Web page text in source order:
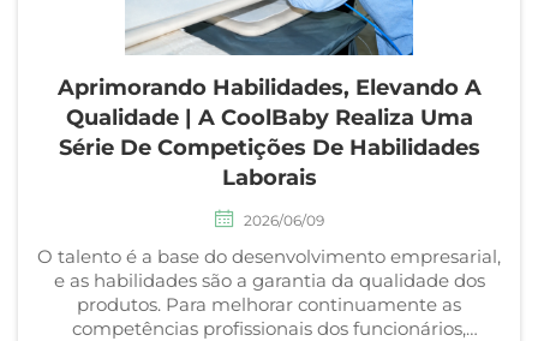
Aprimorando Habilidades, Elevando A
Qualidade | A CoolBaby Realiza Uma
Série De Competições De Habilidades
Laborais
2026/06/09
O talento é a base do desenvolvimento empresarial,
e as habilidades são a garantia da qualidade dos
produtos. Para melhorar continuamente as
competências profissionais dos funcionários,